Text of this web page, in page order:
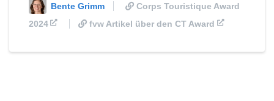
Bente Grimm
Corps Touristique Award
2024
fvw Artikel über den CT Award